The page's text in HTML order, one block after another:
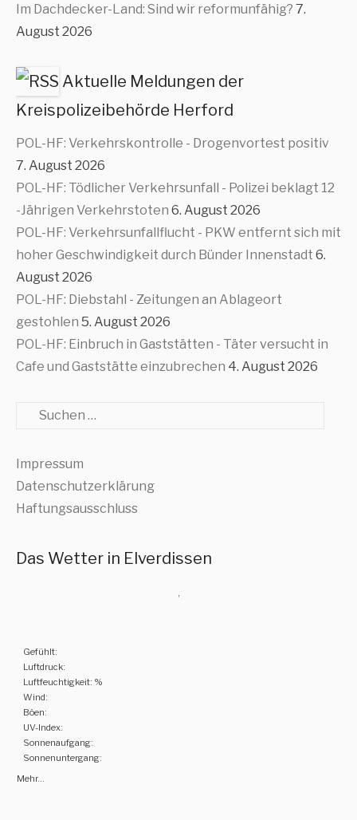
Im Dachdecker-Land: Sind wir reformunfähig? 7.
August 2026
Aktuelle Meldungen der
Kreispolizeibehörde Herford
POL-HF: Verkehrskontrolle - Drogenvortest positiv
7. August 2026
POL-HF: Tödlicher Verkehrsunfall - Polizei beklagt 12
-Jährigen Verkehrstoten 6. August 2026
POL-HF: Verkehrsunfallflucht - PKW entfernt sich mit
hoher Geschwindigkeit durch Bünder Innenstadt 6.
August 2026
POL-HF: Diebstahl - Zeitungen an Ablageort
gestohlen 5. August 2026
POL-HF: Einbruch in Gaststätten - Täter versucht in
Cafe und Gaststätte einzubrechen 4. August 2026
Suche
Impressum
Datenschutzerklärung
Haftungsausschluss
Das Wetter in Elverdissen
Gefühlt:
Luftdruck:
Luftfeuchtigkeit: %
Wind:
Böen:
UV-Index:
Sonnenaufgang:
Sonnenuntergang:
Mehr...